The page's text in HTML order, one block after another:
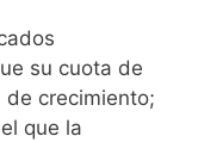
su cuota de
crecimiento;
que la